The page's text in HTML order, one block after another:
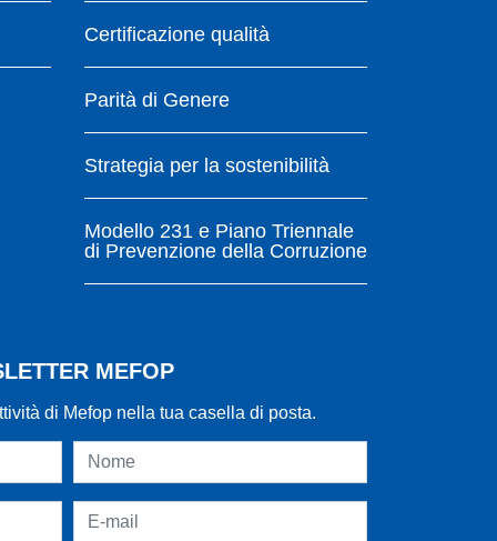
Certificazione qualità
Parità di Genere
Strategia per la sostenibilità
Modello 231 e Piano Triennale
di Prevenzione della Corruzione
MEFOP
di Mefop nella tua casella di posta.